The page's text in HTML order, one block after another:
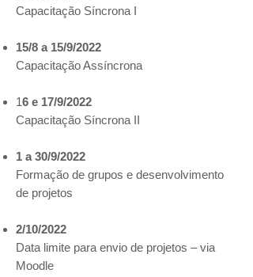
Capacitação Síncrona I
15/8 a 15/9/2022
Capacitação Assíncrona
16 e 17/9/2022
Capacitação Síncrona II
1 a 30/9/2022
Formação de grupos e desenvolvimento
de projetos
2/10/2022
Data limite para envio de projetos – via
Moodle